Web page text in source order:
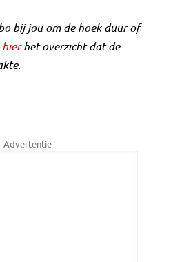
bij jou om de hoek duur of
hierhet overzicht dat de
Advertentie